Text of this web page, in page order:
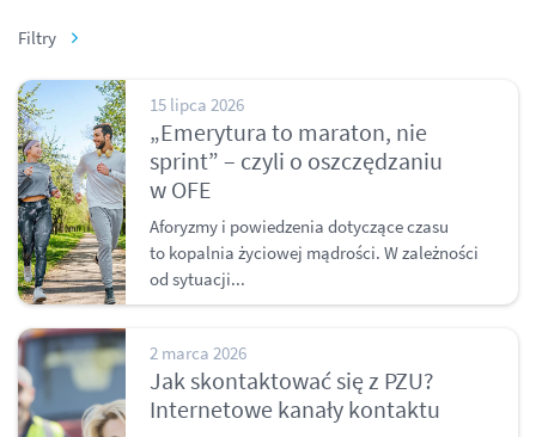
Filtry
15 lipca 2026
„Emerytura to maraton, nie
sprint” – czyli o oszczędzaniu
w OFE
Aforyzmy i powiedzenia dotyczące czasu
to kopalnia życiowej mądrości. W zależności
od sytuacji...
2 marca 2026
Jak skontaktować się z PZU?
Internetowe kanały kontaktu